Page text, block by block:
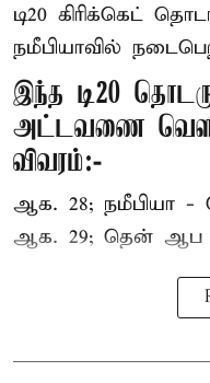
டி20 கிரிக்கெட்
நமீபியாவில்
இந்த டி20
அட்டவணை
விவரம்:-
ஆக. 28; நமீபியா -
ஆக. 29; தென் ஆப